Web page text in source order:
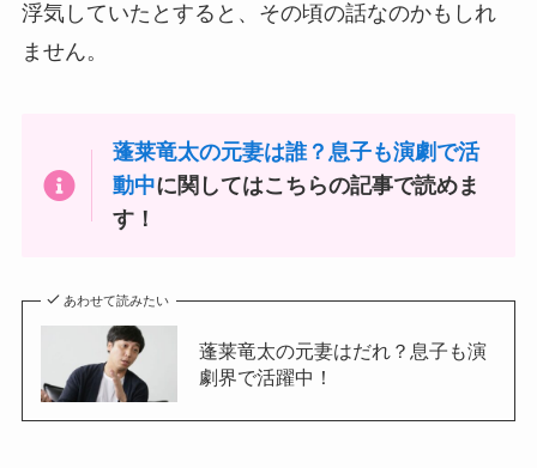
浮気していたとすると、その頃の話なのかもしれ
ません。
蓬莱竜太の元妻は誰？息子も演劇で活
動中に関してはこちらの記事で読めま
す！
あわせて読みたい
蓬莱竜太の元妻はだれ？息子も演
劇界で活躍中！